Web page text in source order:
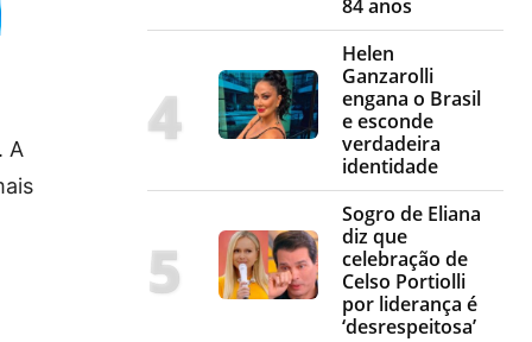
A
84 anos
Helen
Ganzarolli
engana o Brasil
e esconde
verdadeira
identidade
Sogro de Eliana
diz que
celebração de
Celso Portiolli
por liderança é
‘desrespeitosa’